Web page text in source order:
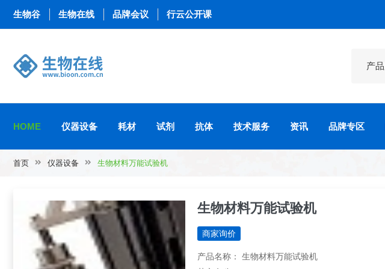
生物谷 生物在线 品牌会议 行云公开课
HOME 仪器设备 耗材 试剂 抗体 技术服务 资讯 品牌专区
首页 仪器设备 生物材料万能试验机
生物材料万能试验机
商家询价
产品名称： 生物材料万能试验机